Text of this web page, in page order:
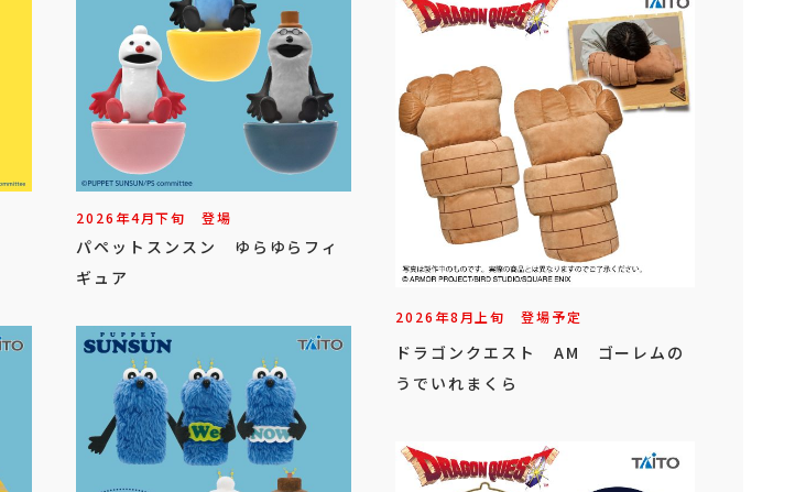
2026年4月下旬 登場
パペットスンスン ゆらゆらフィ
ギュア
2026年8月上旬 登場予定
ドラゴンクエスト AM ゴーレムの
うでいれまくら